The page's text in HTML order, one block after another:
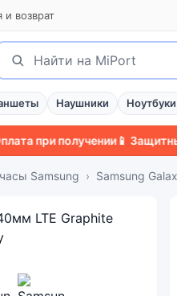
и возврат
Поиск
Найти
Наушники Ноутбуки
получении📱 Защитный
Samsung Samsung